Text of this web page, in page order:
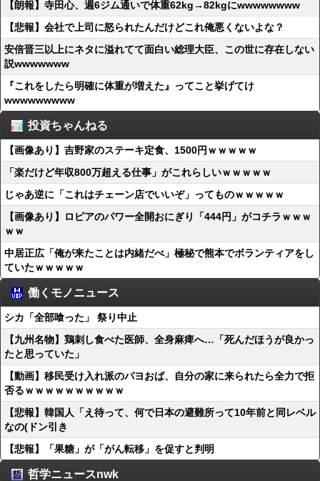
【朗報】寺田心、週6ジム通いで体重62kg→82kgにwwwwwwww
【悲報】会社で上司に怒られたんだけどこれ俺悪くないよな？
安倍晋三以上にネタに溢れてて面白い総理大臣、この世に存在しない
説wwwwwww
『これをしたら明確に体重が増えた』ってこと挙げてけ
wwwwwwwww
投資ちゃんねる
【画像あり】吉野家のステーキ定食、1500円ｗｗｗｗｗ
「楽だけど年収800万超える仕事」がこれらしいｗｗｗｗｗ
じゃあ逆に「これはチェーン店でいいぞ」ってものｗｗｗｗｗ
【画像あり】ロピアのパワー全開おにぎり「444円」がコチラｗｗｗ
ｗｗ
中居正広「俺が来たことは内緒だべ」極秘で熊本でボランティアをし
ていたｗｗｗｗｗ
働くモノニュース
シカ「全部喰った」 祭り中止
【九州名物】鶏刺し食べた医師、全身麻痺へ…「死んだほうが良かっ
たと思っていた」
【動画】移民受け入れ派のパヨおば、自分の家に来られたら全力で拒
否るｗｗｗｗｗｗｗｗｗｗ
【悲報】韓国人「え待って、何で日本の避難所って10年前と同レベル
なの(ドン引き
【悲報】「果糖」が「がん転移」を促すと判明
哲学ニュースnwk